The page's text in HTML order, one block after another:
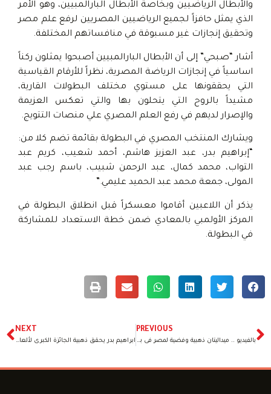
والأبطال الرياضيين وبخاصة الأبطال البارالمبيين، وهو الأمر
الذي يمثل حافزاً لجميع الرياضيين المصريين لرفع علم مصر
وتحقيق إنجازات غير مسبوقة في منافساتهم المختلفة.
أشار “صبحي” إلى أن الأبطال البارالمبيين أصبحوا يمثلون ركناً
اساسياً في إنجازات الرياضة المصرية، نظراً للأرقام القياسية
التي يحققونها على مستوي مختلف البطولات القارية،
مشيداً بالروح التي يتحلون بها والتي تعكس العزيمة
والإصرار لديهم في رفع العلم المصري علي منصات التتويج.
ويشارك المنتخب المصري في البطولة بقائمة تضم كلا من:
“إبراهيم بدر، عبد العزيز هاشم، أحمد شعيب، كريم عبد
التواب، محمد كمال، عبد الرحمن شبيب، باسم رجب عبد
المولى، جمعة محمد عبد الحميد عليمي.”
يذكر أن اللاعبين أقاموا معسكراً قبل انطلاق البطولة في
المركز الأولمبي بالمعادي ضمن خطة الاستعداد للمشاركة
في البطولة.
PREVIOUS
بالفيديو .. ميداليتان ذهبية وفضية لمصر فى بطولة الجائزة الكبرى لألعاب القوى البارالمبية بايطاليا
NEXT
ابراهيم بدر يحقق ذهبية الجائزة الكبرى لألعاب القوى البارالمبية بايطاليا